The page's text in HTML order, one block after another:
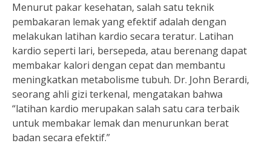
Menurut pakar kesehatan, salah satu teknik
pembakaran lemak yang efektif adalah dengan
melakukan latihan kardio secara teratur. Latihan
kardio seperti lari, bersepeda, atau berenang dapat
membakar kalori dengan cepat dan membantu
meningkatkan metabolisme tubuh. Dr. John Berardi,
seorang ahli gizi terkenal, mengatakan bahwa
“latihan kardio merupakan salah satu cara terbaik
untuk membakar lemak dan menurunkan berat
badan secara efektif.”